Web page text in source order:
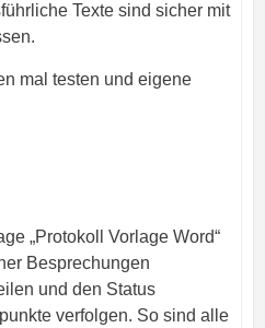
Texte sind sicher mit
mal testen und eigene
„Protokoll Vorlage Word“
Besprechungen
und den Status
verfolgen. So sind alle